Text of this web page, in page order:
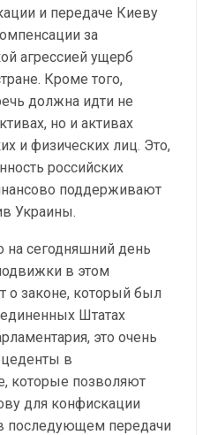
и передаче Киеву
за
агрессией ущерб
Кроме того,
должна идти не
но и активах
и физических лиц. Это,
российских
поддерживают
Украины.
на сегодняшний день
в этом
о законе, который был
Штатах
это очень
в
которые позволяют
для конфискации
последующем передачи